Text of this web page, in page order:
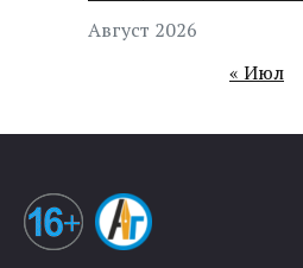
Август 2026
« Июл